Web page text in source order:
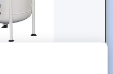
L Sűrített levegős